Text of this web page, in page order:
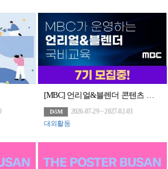
D-5M
2026-07-29 ~ 2027-02-03
대외활동